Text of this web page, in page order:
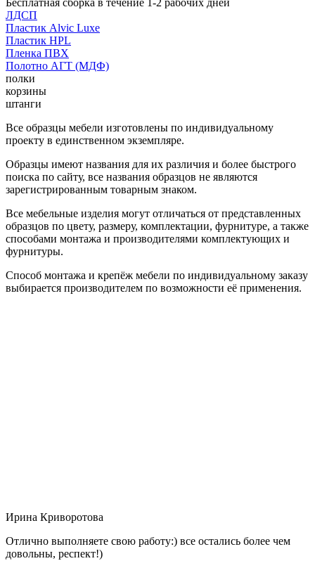
ЛДСП
Пластик Alvic Luxe
Пластик HPL
Пленка ПВХ
Полотно АГТ (МДФ)
полки
корзины
штанги
Все образцы мебели изготовлены по индивидуальному
проекту в единственном экземпляре.
Образцы имеют названия для их различия и более быстрого
поиска по сайту, все названия образцов не являются
зарегистрированным товарным знаком.
Все мебельные изделия могут отличаться от представленных
образцов по цвету, размеру, комплектации, фурнитуре, а также
способами монтажа и производителями комплектующих и
фурнитуры.
Способ монтажа и крепёж мебели по индивидуальному заказу
выбирается производителем по возможности её применения.
Ирина Криворотова
Отлично выполняете свою работу:) все остались более чем
довольны, респект!)